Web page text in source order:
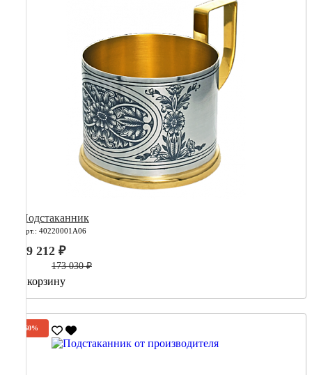
Подстаканник
Арт.: 40220001А06
69 212 ₽
173 030 ₽
В корзину
-60%